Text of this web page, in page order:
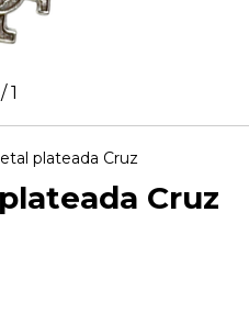
/1
plateada Cruz
Cruz